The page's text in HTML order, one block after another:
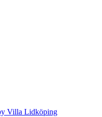
Villa Lidköping